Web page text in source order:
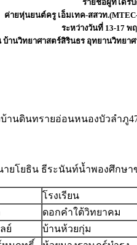
รายชื่อผู้ที่ได้รั
ค่ายหุ่นยนต์ครู เอ็มเทค-สสวท.(MTEC-
ระหว่างวันที่ 13-17 พ
บ้านวิทยาศาสตร์สิรินธร อุทยานวิทยา
านดินทรายอ่อนหนองบัวลำภู
ยโยธิน ธีระนันท์น้ำพองศึกษ
โรงเรียน
ดอกคำใต้วิทยาคม
ย์ บ้านห้วยกุ่ม